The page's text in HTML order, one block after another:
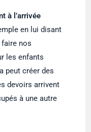
à l’arrivée
en lui disant
nos
les enfants
peut créer des
devoirs arrivent
à une autre